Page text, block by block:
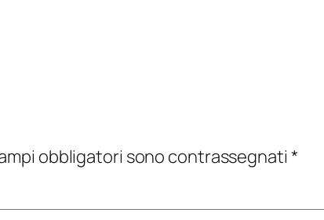
obbligatori sono contrassegnati *